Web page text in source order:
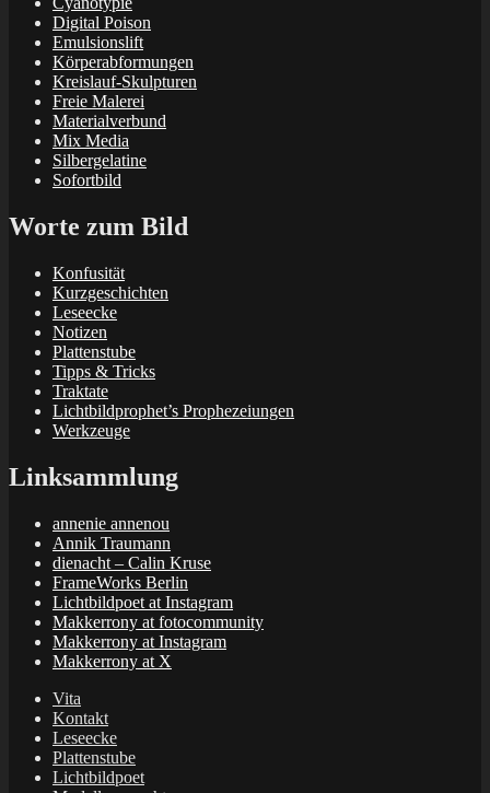
Digital Poison
Emulsionslift
Körperabformungen
Kreislauf-Skulpturen
Freie Malerei
Materialverbund
Mix Media
Silbergelatine
Sofortbild
Worte zum Bild
Konfusität
Kurzgeschichten
Leseecke
Notizen
Plattenstube
Tipps & Tricks
Traktate
Lichtbildprophet’s Prophezeiungen
Werkzeuge
Linksammlung
annenie annenou
Annik Traumann
dienacht – Calin Kruse
FrameWorks Berlin
Lichtbildpoet at Instagram
Makkerrony at fotocommunity
Makkerrony at Instagram
Makkerrony at X
Vita
Kontakt
Leseecke
Plattenstube
Lichtbildpoet